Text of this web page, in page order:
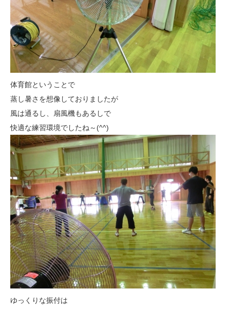
体育館ということで
蒸し暑さを想像しておりましたが
風は通るし、扇風機もあるしで
快適な練習環境でしたね～(^^)
ゆっくりな振付は